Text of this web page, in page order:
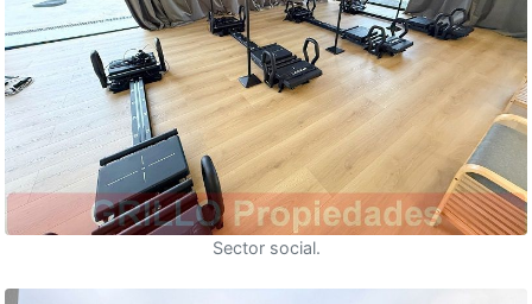
Sector social.